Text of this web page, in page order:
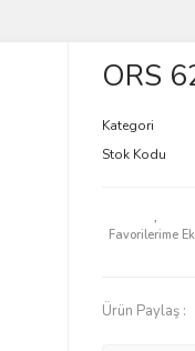
ORS
Kategori
Stok Kodu
Ürün Paylaş :